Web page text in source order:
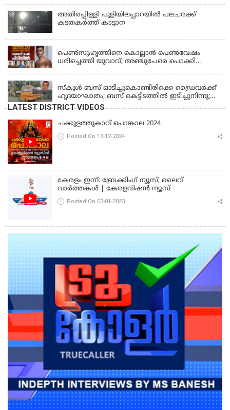
അതിരപ്പിള്ളി പുളിയിലപ്പാറയിൽ പലചരക്ക്
കടതകർത്ത് കാട്ടാന
പെണ്‍സുഹൃത്തിനെ കൊല്ലാന്‍ പെണ്‍വേഷം
ധരിച്ചെത്തി യുവാവ്; അഞ്ചുപേരെ പൊക്കി
സ്കൂൾ ബസ് ഓടിച്ചുകൊണ്ടിരിക്കെ ഡ്രൈവർക്ക്
ഹൃദയാഘാതം; ബസ് കെട്ടിടത്തിൽ ഇടിച്ചുനിന്നു;
ഡ്രൈവർ മരിച്ചു, രണ്ട് കുട്ടികൾക്ക് പരിക്ക്
LATEST DISTRICT VIDEOS
ചക്കുളത്തുകാവ് പൊങ്കാല 2024
Posted On 13-12-2024
കേരളം ഇന്ന്: ബ്രേക്കിംഗ് ന്യൂസ്, ലൈവ്
വാർത്തകൾ | കേരളവിഷൻ ന്യൂസ്
Posted On 03-01-2023